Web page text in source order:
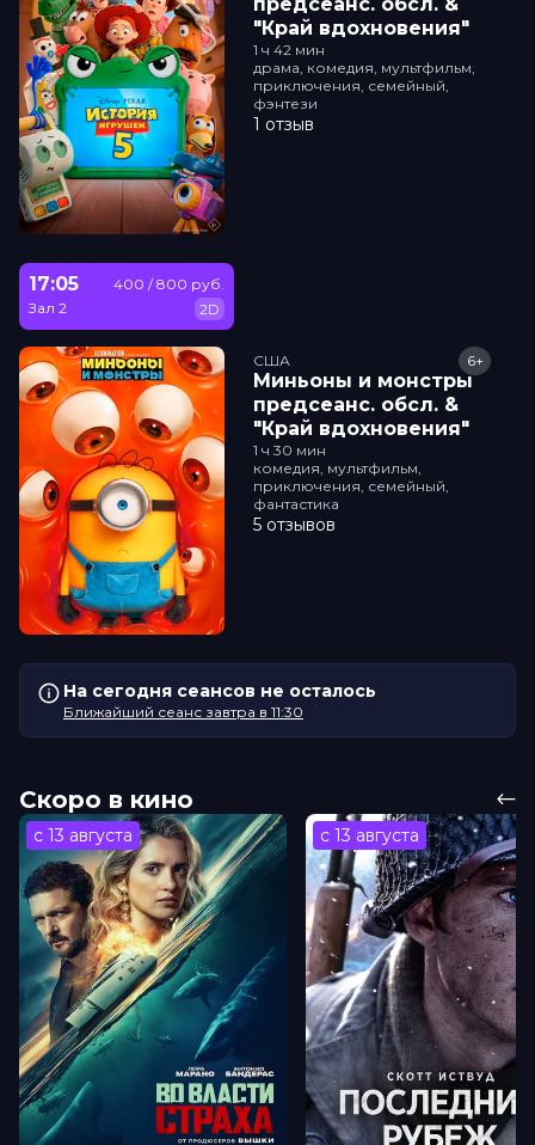
"Край вдохновения"
1 ч 42 мин
драма, комедия, мультфильм,
приключения, семейный,
фэнтези
1 отзыв
17:05
Зал 2
400 / 800 руб.
2D
США
Миньоны и монстры
прeдсeанc. обсл. &
"Край вдохновения"
6+
1 ч 30 мин
комедия, мультфильм,
приключения, семейный,
фантастика
5 отзывов
На сегодня сеансов не осталось
Ближайший сеанс завтра в 11:30
Скоро в кино
с 13 августа с 13 августа